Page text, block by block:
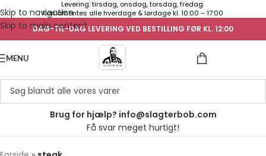
Skip to navigation
Skip to main content
Levering: tirsdag, onsdag, torsdag, fredag.
Kan afhentes alle hverdage & lørdage kl. 10:00 – 17:00
DAG-TIL-DAG LEVERING VED BESTILLING FØR KL. 12:00
MENU
Brug for hjælp? info@slagterbob.com
Få svar meget hurtigt!